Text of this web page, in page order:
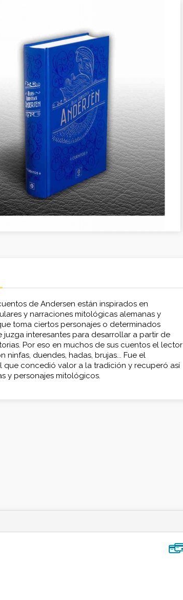
de Andersen están inspirados en
y narraciones mitológicas alemanas y
toma ciertos personajes o determinados
juzga interesantes para desarrollar a partir de
Por eso en muchos de sus cuentos el lector
ninfas, duendes, hadas, brujas... Fue el
que concedió valor a la tradición y recuperó así
y personajes mitológicos.